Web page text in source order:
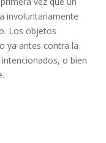
involuntariamente
Los objetos
ya antes contra la
o bien